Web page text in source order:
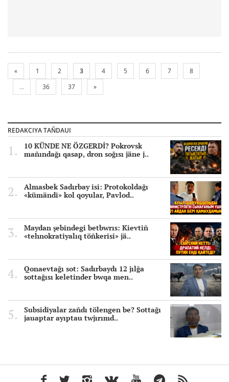
« 1 2 3 4 5 6 7
8
...
36 37 »
REDAKCIYA TAÑDAUI
10 KÜNDE NE ÖZGERDİ? Pokrovsk
mañındağı qasap, dron soğısı jäne j..
Almasbek Sadırbay isi: Protokoldağı
«kümändi» kol qoyular, Pavlod..
Maydan şebindegi betbwrıs: Kievtiñ
«tehnokratiyalıq töñkerisi» jä..
Qonaevtağı sot: Sadırbaydı 12 jılğa
sottağısı keletinder bwqa men..
Subsidiyalar zañdı tölengen be? Sottağı
jauaptar ayıptau twjırımd..